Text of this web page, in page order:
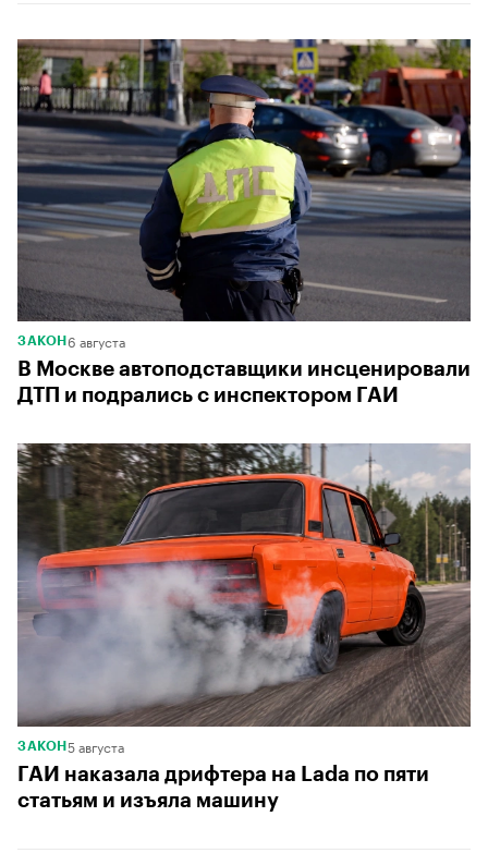
ЗАКОН 6 августа
В Москве автоподставщики инсценировали
ДТП и подрались с инспектором ГАИ
ЗАКОН 5 августа
ГАИ наказала дрифтера на Lada по пяти
статьям и изъяла машину